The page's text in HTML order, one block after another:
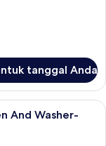
tanggal Anda
meja kerja, dan
And Washer-